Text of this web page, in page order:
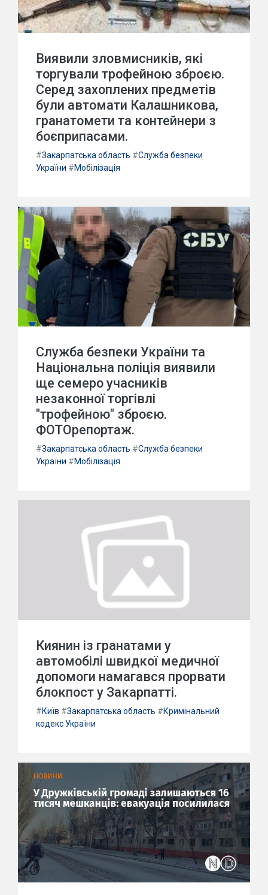
Виявили зловмисників, які
торгували трофейною зброєю.
Серед захоплених предметів
були автомати Калашникова,
гранатомети та контейнери з
боєприпасами.
#Закарпатська область #Служба безпеки
України #Мобілізація
Служба безпеки України та
Національна поліція виявили
ще семеро учасників
незаконної торгівлі
"трофейною" зброєю.
ФОТОрепортаж.
#Закарпатська область #Служба безпеки
України #Мобілізація
Киянин із гранатами у
автомобілі швидкої медичної
допомоги намагався прорвати
блокпост у Закарпатті.
#Київ #Закарпатська область #Кримінальний
кодекс України